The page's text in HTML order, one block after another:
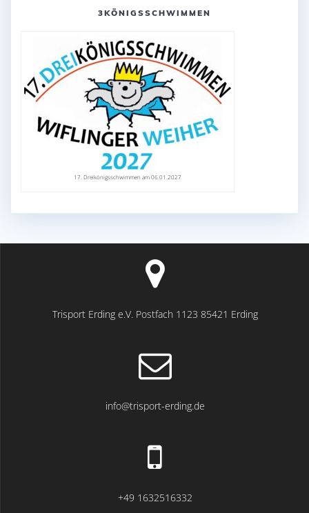
3KÖNIGSSCHWIMMEN
17. Dreikönigsschwimmen am 06.01.2027
Trisport Erding e.V. Postfach 1123 85421 Erding
info@trisport-erding.de
+49 1632516332